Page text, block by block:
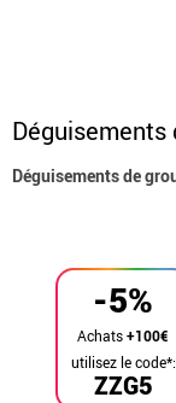
Déguisements
Déguisements de
-5%
Achats+100€
ZZG5
utilisez le code*: